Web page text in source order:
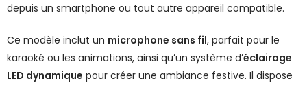
depuis un smartphone ou tout autre appareil compatible.
Ce modèle inclut un microphone sans fil, parfait pour le
karaoké ou les animations, ainsi qu’un système d’éclairage
LED dynamique pour créer une ambiance festive. Il dispose